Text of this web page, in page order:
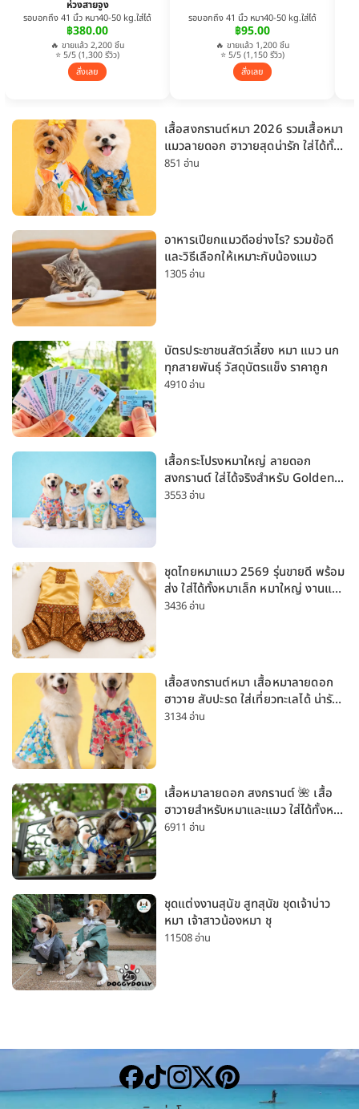
ห่วงสายจูง
รอบอกถึง 41 นิ้ว หมา40-50 kg.ใส่ได้
฿380.00
🔥 ขายแล้ว 2,200 ชิ้น
⭐ 5/5 (1,300 รีวิว)
สั่งเลย
รอบอกถึง 41 นิ้ว หมา40-50 kg.ใส่ได้
฿95.00
🔥 ขายแล้ว 1,200 ชิ้น
⭐ 5/5 (1,150 รีวิว)
สั่งเลย
เสื้อสงกรานต์หมา 2026 รวมเสื้อหมา
แมวลายดอก ฮาวายสุดน่ารัก ใส่ได้ทั้ง
หมาเล็กและหมาใหญ่
851 อ่าน
อาหารเปียกแมวดีอย่างไร? รวมข้อดี
และวิธีเลือกให้เหมาะกับน้องแมว
1305 อ่าน
บัตรประชาชนสัตว์เลี้ยง หมา แมว นก
ทุกสายพันธุ์ วัสดุบัตรแข็ง ราคาถูก
4910 อ่าน
เสื้อกระโปรงหมาใหญ่ ลายดอก
สงกรานต์ ใส่ได้จริงสำหรับ Golden
Husky Labrador [อัปเดต 2026]
3553 อ่าน
ชุดไทยหมาแมว 2569 รุ่นขายดี พร้อม
ส่ง ใส่ได้ทั้งหมาเล็ก หมาใหญ่ งานแต่ง
สงกรานต์ ลอยกระทง
3436 อ่าน
เสื้อสงกรานต์หมา เสื้อหมาลายดอก
ฮาวาย สับปะรด ใส่เที่ยวทะเลได้ น่ารัก
ใส่ได้ทั้งหมาเล็กและหมาใหญ่
3134 อ่าน
เสื้อหมาลายดอก สงกรานต์ 🌺 เสื้อ
ฮาวายสำหรับหมาและแมว ใส่ได้ทั้งหมา
เล็กและหมาใหญ่ ใส่เที่ยวทะเลน่ารัก
6911 อ่าน
ชุดแต่งงานสุนัข สูทสุนัข ชุดเจ้าบ่าว
หมา เจ้าสาวน้องหมา ชุ
11508 อ่าน